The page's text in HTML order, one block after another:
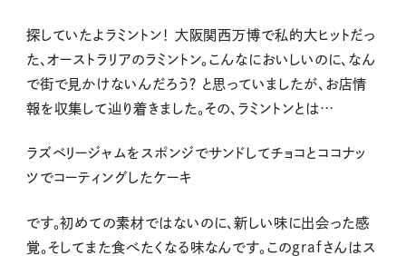
探していたよラミントン！ 大阪関西万博で私的大ヒットだっ
た、オーストラリアのラミントン。こんなにおいしいのに、なん
で街で見かけないんだろう？ と思っていましたが、お店情
報を収集して辿り着きました。その、ラミントンとは…
ラズベリージャムをスポンジでサンドしてチョコとココナッ
ツでコーティングしたケーキ
です。初めての素材ではないのに、新しい味に出会った感
覚。そしてまた食べたくなる味なんです。このgrafさんはス